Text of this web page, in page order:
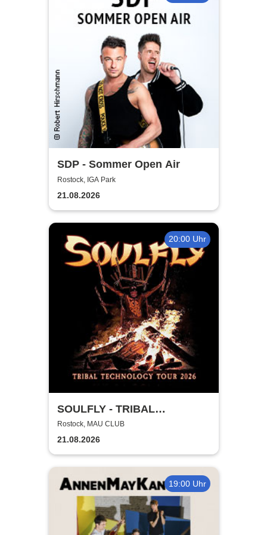
SDP - Sommer Open Air
Rostock, IGA Park
21.08.2026
20:00 Uhr
SOULFLY - TRIBAL
TECHNOLOGY TOUR 2026
Rostock, MAU CLUB
21.08.2026
19:00 Uhr